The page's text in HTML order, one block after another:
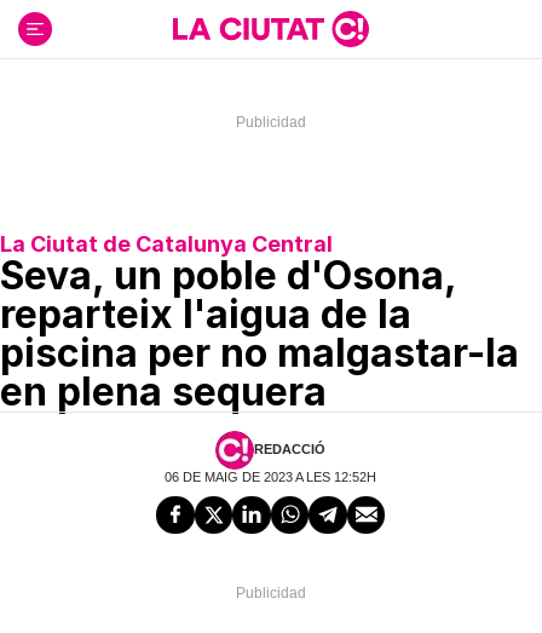
contenido
La Ciutat de Catalunya Central
Seva, un poble d'Osona,
reparteix l'aigua de la
piscina per no malgastar-la
en plena sequera
REDACCIÓ
06 DE MAIG DE 2023 A LES 12:52H